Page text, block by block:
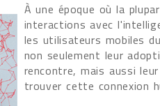
À une époque où la
interactions avec
les utilisateurs mobiles
non seulement leur
rencontre, mais aussi
trouver cette connexion